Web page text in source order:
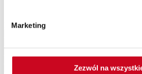
Marketing
Zezwól na
Patroni Medialni Teatru